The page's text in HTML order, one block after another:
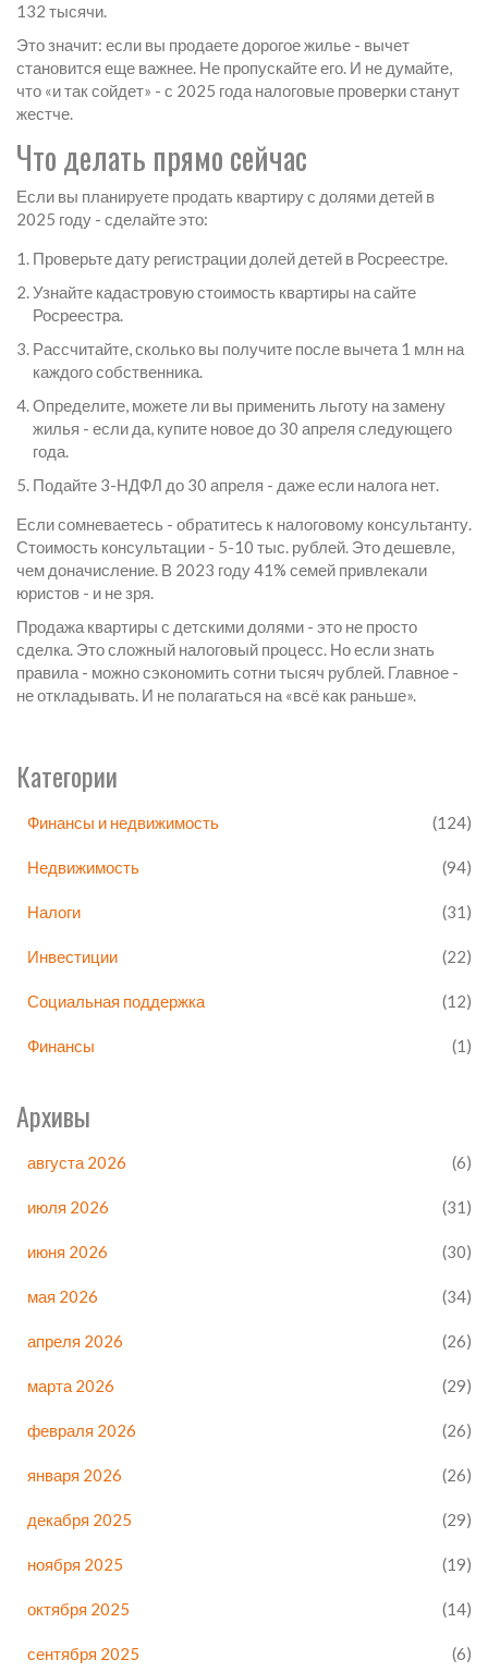
132 тысячи.
Это значит: если вы продаете дорогое жилье - вычет
становится еще важнее. Не пропускайте его. И не думайте,
что «и так сойдет» - с 2025 года налоговые проверки станут
жестче.
Что делать прямо сейчас
Если вы планируете продать квартиру с долями детей в
2025 году - сделайте это:
Проверьте дату регистрации долей детей в Росреестре.
Узнайте кадастровую стоимость квартиры на сайте
Росреестра.
Рассчитайте, сколько вы получите после вычета 1 млн на
каждого собственника.
Определите, можете ли вы применить льготу на замену
жилья - если да, купите новое до 30 апреля следующего
года.
Подайте 3-НДФЛ до 30 апреля - даже если налога нет.
Если сомневаетесь - обратитесь к налоговому консультанту.
Стоимость консультации - 5-10 тыс. рублей. Это дешевле,
чем доначисление. В 2023 году 41% семей привлекали
юристов - и не зря.
Продажа квартиры с детскими долями - это не просто
сделка. Это сложный налоговый процесс. Но если знать
правила - можно сэкономить сотни тысяч рублей. Главное -
не откладывать. И не полагаться на «всё как раньше».
Категории
Финансы и недвижимость (124)
Недвижимость (94)
Налоги (31)
Инвестиции (22)
Социальная поддержка (12)
Финансы (1)
Архивы
августа 2026 (6)
июля 2026 (31)
июня 2026 (30)
мая 2026 (34)
апреля 2026 (26)
марта 2026 (29)
февраля 2026 (26)
января 2026 (26)
декабря 2025 (29)
ноября 2025 (19)
октября 2025 (14)
сентября 2025 (6)